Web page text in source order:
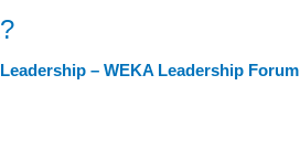
– WEKA Leadership Forum